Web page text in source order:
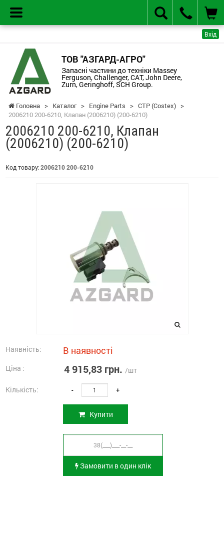
Вхід
ТОВ "АЗГАРД-АГРО"
Запасні частини до техніки Massey
Ferguson, Challenger, CAT, John Deere,
Zurn, Geringhoff, SCH Group.
Головна > Каталог > Engine Parts > CTP (Costex) >
2006210 200-6210, Клапан (2006210) (200-6210)
2006210 200-6210, Клапан
(2006210) (200-6210)
Код товару: 2006210 200-6210
Наявність: В наявності
Ціна : 4 915,83 грн. /шт
Кількість: - +
Купити
Замовити в один клік